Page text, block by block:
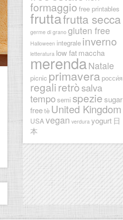
formaggio free printables
fruttafrutta secca
germe di grano gluten free
Halloween integrale inverno
letteratura low fatmaccha
merendaNatale
picnic primaverapосси́я
regaliretròsalva
temposemi spezie sugar
freetè United Kingdom
USAvegan verdura yogurt 日
本